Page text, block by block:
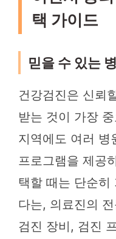
택 가이드
믿을 수 있는
건강검진은 신뢰
받는 것이 가장
지역에도 여러 병
프로그램을 제공
택할 때는 단순히
다는, 의료진의
검진 장비, 검진